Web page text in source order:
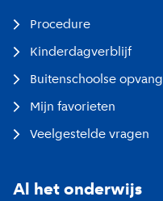
Procedure
Kinderdagverblijf
Buitenschoolse opvang
Mijn favorieten
Veelgestelde vragen
Al het onderwijs